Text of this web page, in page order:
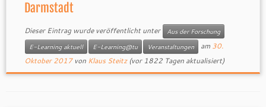
Darmstadt
Dieser Eintrag wurde veröffentlicht unter
Aus der Forschung
E-Learning aktuell
E-Learning@tu Veranstaltungen am 30.
Oktober 2017 von Klaus Steitz(vor 1822 Tagen aktualisiert)